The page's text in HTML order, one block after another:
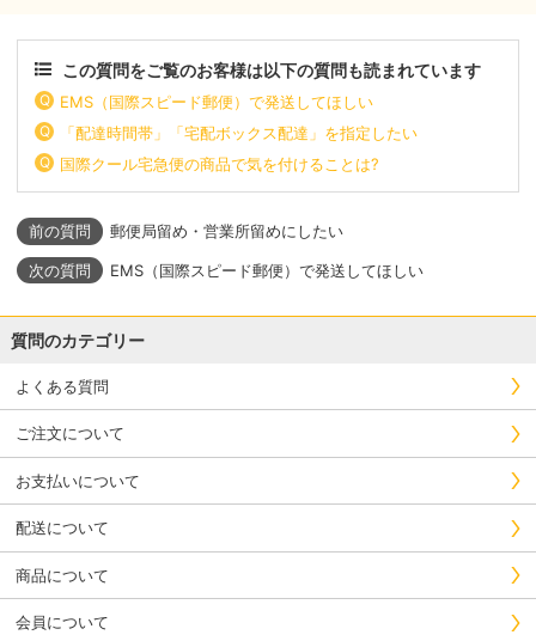
この質問をご覧のお客様は以下の質問も読まれています
EMS（国際スピード郵便）で発送してほしい
「配達時間帯」「宅配ボックス配達」を指定したい
国際クール宅急便の商品で気を付けることは?
郵便局留め・営業所留めにしたい
EMS（国際スピード郵便）で発送してほしい
質問のカテゴリー
よくある質問
ご注文について
お支払いについて
配送について
商品について
会員について